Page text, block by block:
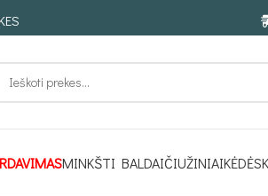
MINKŠTI BALDAIČIUŽINIAIKĖDĖS